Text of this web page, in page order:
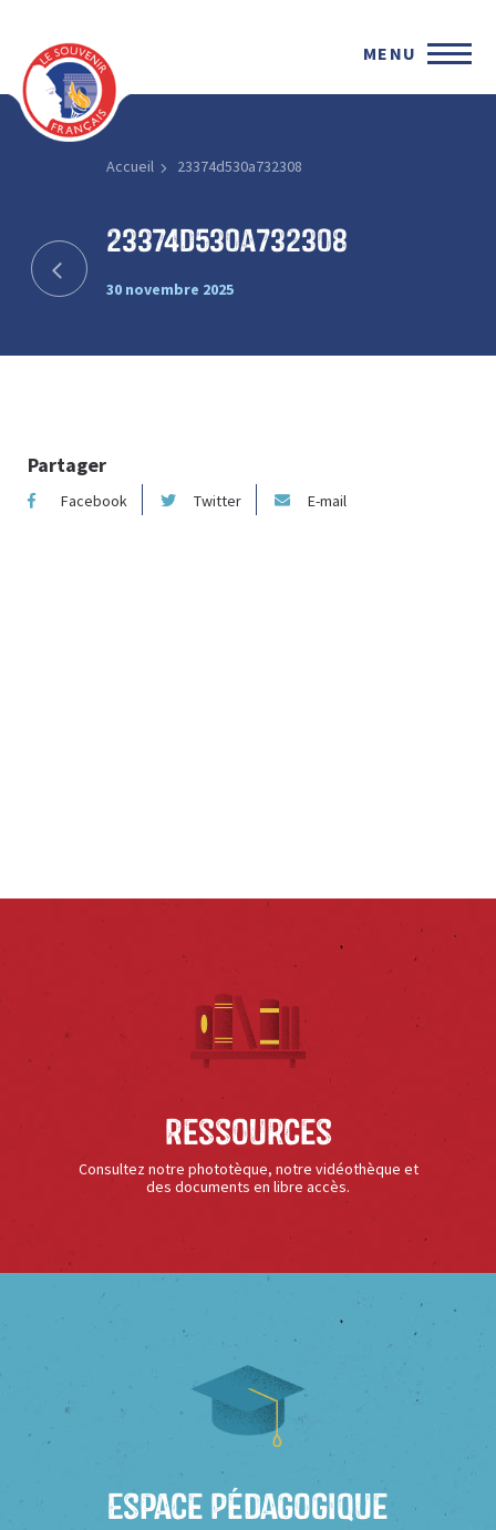
MENU
Accueil 23374d530a732308
23374d530a732308
30 novembre 2025
Partager
Facebook Twitter E-mail
Ressources
Consultez notre phototèque, notre vidéothèque et
des documents en libre accès.
Espace Pédagogique